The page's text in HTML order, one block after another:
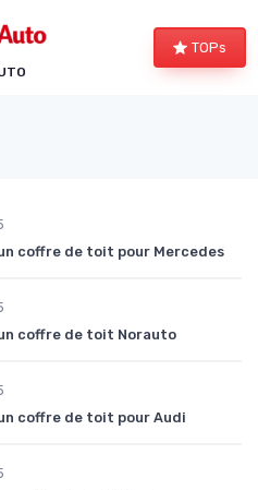
TOPs
coffre de toit pour Mercedes
coffre de toit Norauto
coffre de toit pour Audi